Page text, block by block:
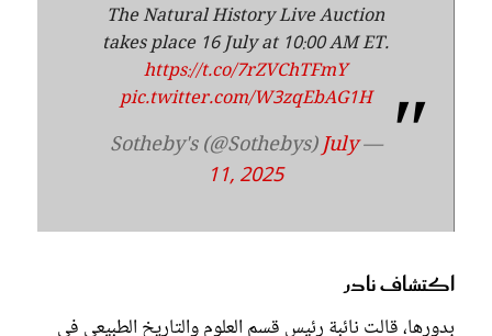
The Natural History Live Auction
takes place 16 July at 10:00 AM ET.
https://t.co/7rZVChTFmY
pic.twitter.com/W3zqEbAG1H
— Sotheby's (@Sothebys)
July
11, 2025
اكتشاف نادر
بدورها، قالت نائبة رئيس قسم العلوم والتاريخ الطبيعي في